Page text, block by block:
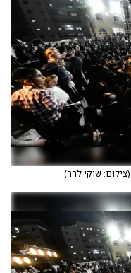
(צילום: שוקי לרר)